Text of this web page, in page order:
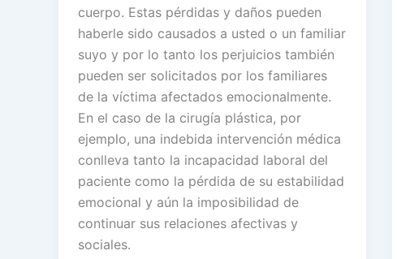
cuerpo. Estas pérdidas y daños pueden
haberle sido causados a usted o un familiar
suyo y por lo tanto los perjuicios también
pueden ser solicitados por los familiares
de la víctima afectados emocionalmente.
En el caso de la cirugía plástica, por
ejemplo, una indebida intervención médica
conlleva tanto la incapacidad laboral del
paciente como la pérdida de su estabilidad
emocional y aún la imposibilidad de
continuar sus relaciones afectivas y
sociales.